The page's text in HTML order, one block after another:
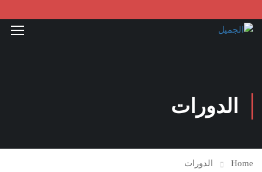
الدورات
Home الدورات